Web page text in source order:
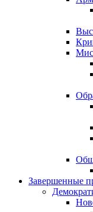
Завершенные